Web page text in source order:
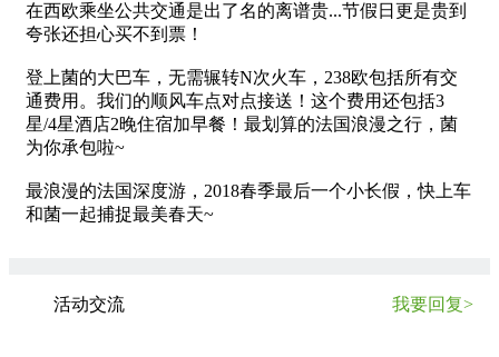
在西欧乘坐公共交通是出了名的离谱贵...节假日更是贵到
夸张还担心买不到票！
登上菌的大巴车， 无需辗转N次火车， 238欧包括所有交
通费用。 我们的顺风车点对点接送！ 这个费用还包括3
星/4星酒店2晚住宿加早餐！ 最划算的法国浪漫之行， 菌
为你承包啦~
最浪漫的法国深度游，2018春季最后一个小长假，快上车
和菌一起捕捉最美春天~
活动交流 我要回复>